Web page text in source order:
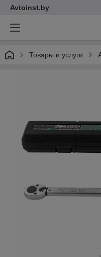
Avtoinst.by
Товары и услуги